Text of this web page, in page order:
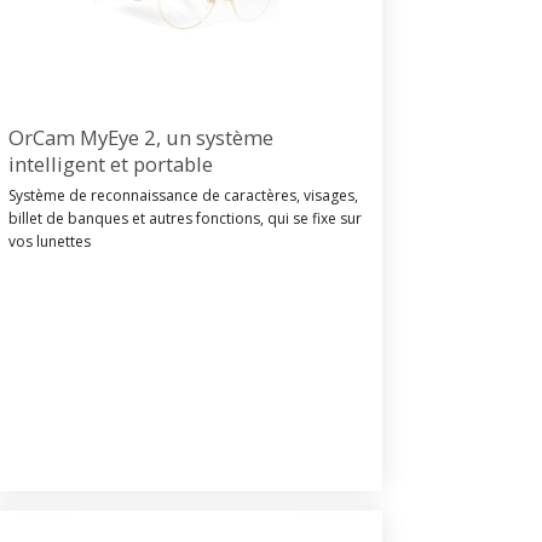
OrCam MyEye 2, un système
intelligent et portable
Système de reconnaissance de caractères, visages,
billet de banques et autres fonctions, qui se fixe sur
vos lunettes